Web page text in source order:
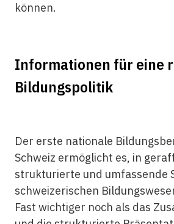
können.
Informationen für eine
Bildungspolitik
Der erste nationale
Schweiz ermöglicht es, in
strukturierte und umfassende
schweizerischen
Fast wichtiger noch als das